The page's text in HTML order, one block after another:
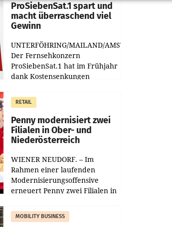
ProSiebenSat.1 spart und
macht überraschend viel
Gewinn
UNTERFÖHRING/MAILAND/AMSTERDAM.
Der Fernsehkonzern
ProSiebenSat.1 hat im Frühjahr
dank Kostensenkungen
gemacht und die
Markterwartung deutlich
übertroffen.
RETAIL
Penny modernisiert zwei
Filialen in Ober- und
Niederösterreich
WIENER NEUDORF. – Im
Rahmen einer laufenden
Modernisierungsoffensive
erneuert Penny zwei Filialen in
Die beiden Standorte liegen in
Haag sowie im rund
MOBILITY BUSINESS